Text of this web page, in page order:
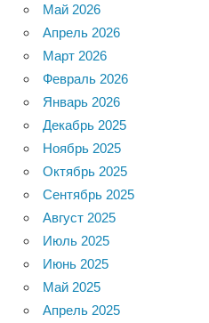
Май 2026
Апрель 2026
Март 2026
Февраль 2026
Январь 2026
Декабрь 2025
Ноябрь 2025
Октябрь 2025
Сентябрь 2025
Август 2025
Июль 2025
Июнь 2025
Май 2025
Апрель 2025